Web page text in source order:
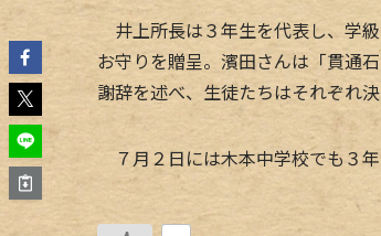
井上所長は３年生を代表し、学
お守りを贈呈。濱田さんは「貫通
謝辞を述べ、生徒たちはそれぞれ
７月２日には木本中学校でも３